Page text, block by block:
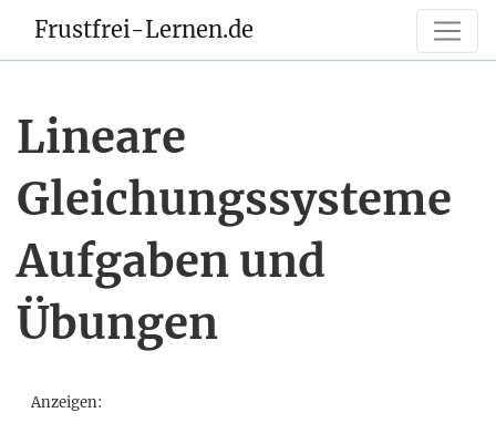
Frustfrei-Lernen.de
Lineare
Gleichungssysteme
Aufgaben und
Übungen
Anzeigen: